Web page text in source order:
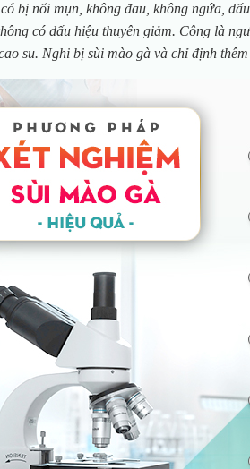
bị nổi mụn, không đau, không ngứa,
có dấu hiệu thuyên giảm. Công là
su. Nghi bị sùi mào gà và chỉ định